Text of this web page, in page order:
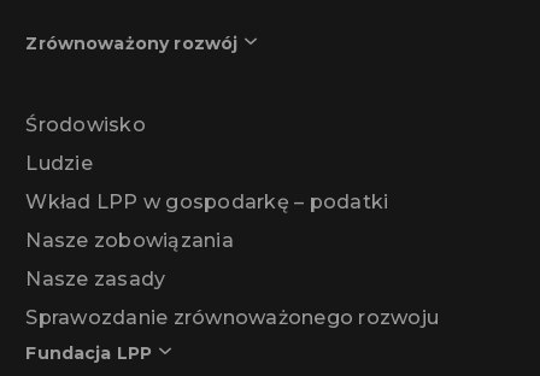
Zrównoważony rozwój
Środowisko
Ludzie
Wkład LPP w gospodarkę – podatki
Nasze zobowiązania
Nasze zasady
Sprawozdanie zrównoważonego rozwoju
Fundacja LPP